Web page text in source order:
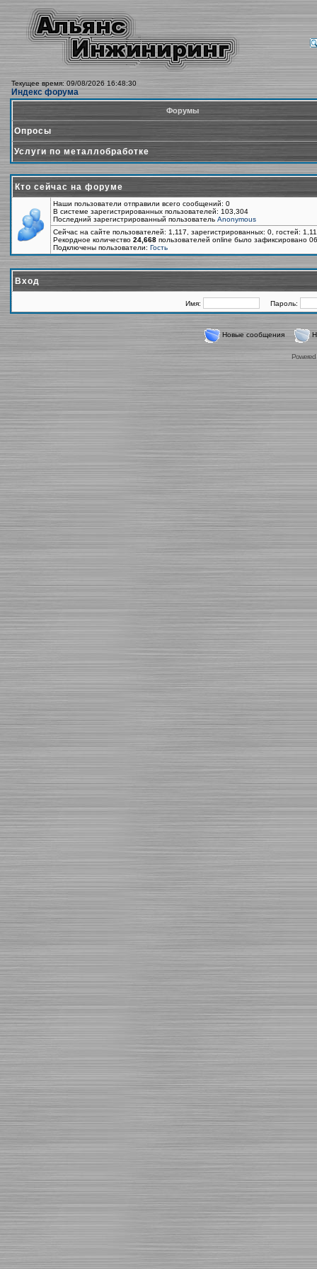
Текущее время: 09/08/2026 16:48:30
Индекс форума
Форумы
Опросы
Услуги по металлобработке
Кто сейчас на форуме
Наши пользователи отправили всего сообщений: 0
В системе зарегистрированных пользователей: 103,304
Последний зарегистрированный пользователь Anonymous
Сейчас на сайте пользователей: 1,117, зарегистрированных: 0, гостей:
Рекордное количество 24,668 пользователей online было зафиксировано
Подключены пользователи: Гость
Вход
Имя: Пароль:
Новые сообщения